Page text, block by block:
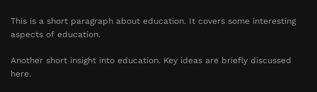
This is a short paragraph about education. It covers some interesting
aspects of education.
Another short insight into education. Key ideas are briefly discussed
here.